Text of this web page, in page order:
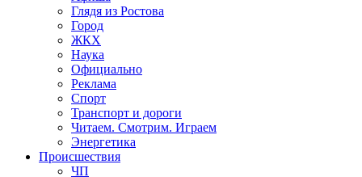
Глядя из Ростова
Город
ЖКХ
Наука
Официально
Реклама
Спорт
Транспорт и дороги
Читаем. Смотрим. Играем
Энергетика
Происшествия
ЧП